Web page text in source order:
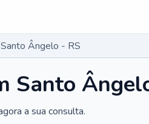
Ângelo - RS
Santo
a sua consulta.